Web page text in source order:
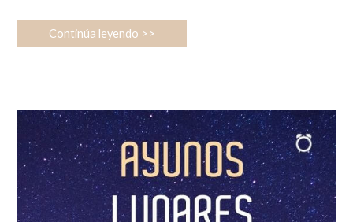
Continúa leyendo >>
Tu
naturaleza
cíclica
y
cómo
pueden
ayudarte
los
ayunos
lunares